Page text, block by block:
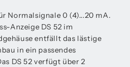
Normalsignale 0 (4)...20 mA.
Anzeige DS 52 im
entfällt das lästige
in ein passendes
DS 52 verfügt über 2